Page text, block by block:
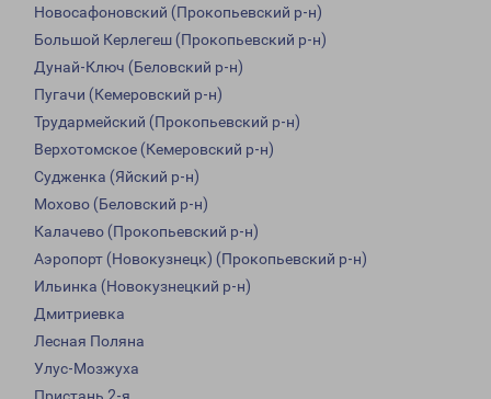
Новосафоновский (Прокопьевский р-н)
Большой Керлегеш (Прокопьевский р-н)
Дунай-Ключ (Беловский р-н)
Пугачи (Кемеровский р-н)
Трудармейский (Прокопьевский р-н)
Верхотомское (Кемеровский р-н)
Судженка (Яйский р-н)
Мохово (Беловский р-н)
Калачево (Прокопьевский р-н)
Аэропорт (Новокузнецк) (Прокопьевский р-н)
Ильинка (Новокузнецкий р-н)
Дмитриевка
Лесная Поляна
Улус-Мозжуха